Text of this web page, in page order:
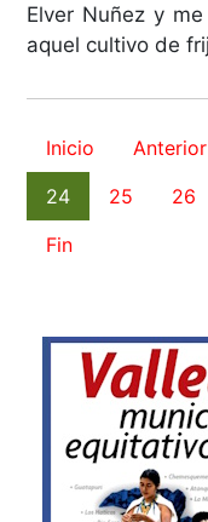
Elver Nuñez y
aquel cultivo de
Inicio Anterior
24
25 26
Fin